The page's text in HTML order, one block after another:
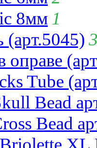
8мм 1
(арт.5045)
оправе
Tube
Bead
Bead